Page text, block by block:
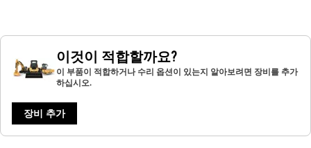
이것이 적합할까요?
이 부품이 적합하거나 수리 옵션이 있는지 알아보려면 장비를 추가
하십시오.
장비 추가